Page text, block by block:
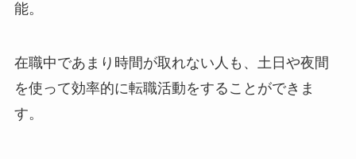
能。
在職中であまり時間が取れない人も、土日や夜間
を使って効率的に転職活動をすることができま
す。